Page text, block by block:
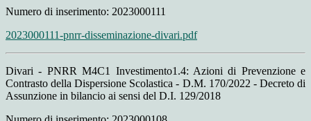
Numero di inserimento: 2023000111
2023000111-pnrr-disseminazione-divari.pdf
Divari - PNRR M4C1 Investimento1.4: Azioni di Prevenzione e
Contrasto della Dispersione Scolastica - D.M. 170/2022 - Decreto di
Assunzione in bilancio ai sensi del D.I. 129/2018